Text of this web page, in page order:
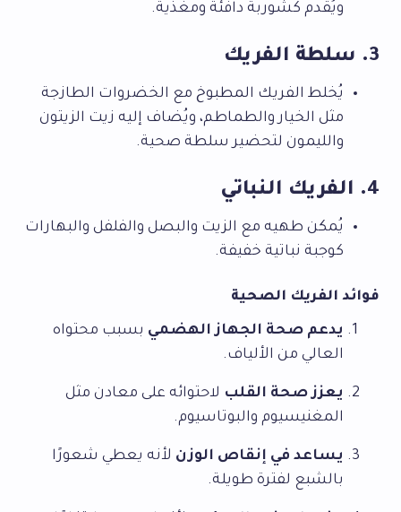
ويُقدم كشوربة دافئة ومغذية.
3. سلطة الفريك
يُخلط الفريك المطبوخ مع الخضروات الطازجة
مثل الخيار والطماطم، ويُضاف إليه زيت الزيتون
والليمون لتحضير سلطة صحية.
4. الفريك النباتي
يُمكن طهيه مع الزيت والبصل والفلفل والبهارات
كوجبة نباتية خفيفة.
فوائد الفريك الصحية
يدعم صحة الجهاز الهضمي بسبب محتواه
العالي من الألياف.
يعزز صحة القلب لاحتوائه على معادن مثل
المغنيسيوم والبوتاسيوم.
يساعد في إنقاص الوزن لأنه يعطي شعورًا
بالشبع لفترة طويلة.